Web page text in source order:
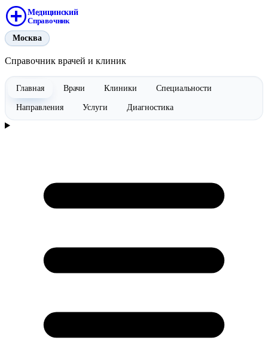
Медицинский
Справочник
Москва
Справочник врачей и клиник
Главная Врачи Клиники Специальности
Направления Услуги Диагностика